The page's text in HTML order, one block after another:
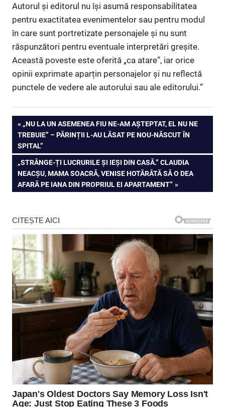
Autorul și editorul nu își asumă responsabilitatea
pentru exactitatea evenimentelor sau pentru modul
în care sunt portretizate personajele și nu sunt
răspunzători pentru eventuale interpretări greșite.
Această poveste este oferită „ca atare”, iar orice
opinii exprimate aparțin personajelor și nu reflectă
punctele de vedere ale autorului sau ale editorului.”
Navigare
în
articole
PREVIOUS
POST:
„NU LA UN ASEMENEA FIU NE-AM AȘTEPTAT, EL NU NE
TREBUIE” – PĂRINȚII L-AU LĂSAT PE NOU-NĂSCUT ÎN
SPITAL”
NEXT
POST:
„STRÂNGE-ȚI LUCRURILE ȘI IEȘI DIN CASĂ.” CLAUDIA
NEACȘU, MAMA SOACRĂ, VENISE HOTĂRÂTĂ SĂ O DEA
AFARĂ PE IANA DIN PROPRIUL EI APARTAMENT”